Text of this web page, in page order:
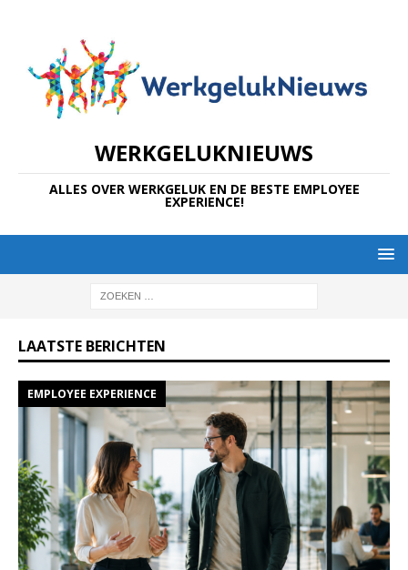
WERKGELUKNIEUWS
ALLES OVER WERKGELUK EN DE BESTE EMPLOYEE
EXPERIENCE!
LAATSTE BERICHTEN
EMPLOYEE EXPERIENCE